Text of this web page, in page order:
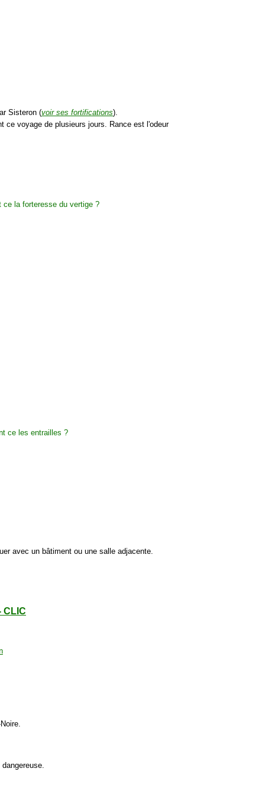
Sisteron (voir ses fortifications).
ce voyage de plusieurs jours. Rance est l'odeur
avec un bâtiment ou une salle adjacente.
CLIC